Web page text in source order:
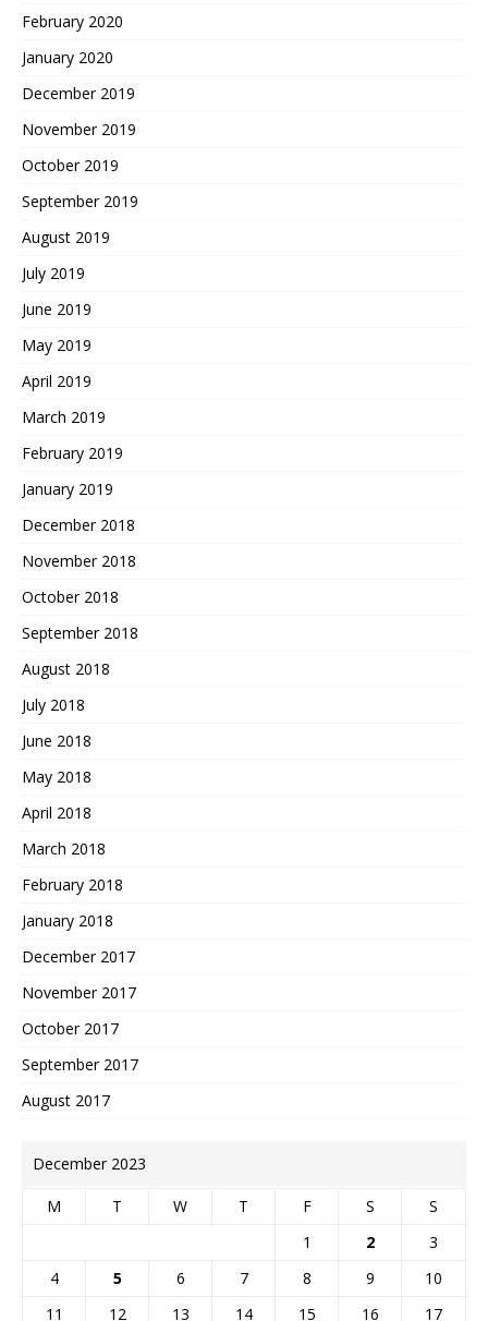
February 2020
January 2020
December 2019
November 2019
October 2019
September 2019
August 2019
July 2019
June 2019
May 2019
April 2019
March 2019
February 2019
January 2019
December 2018
November 2018
October 2018
September 2018
August 2018
July 2018
June 2018
May 2018
April 2018
March 2018
February 2018
January 2018
December 2017
November 2017
October 2017
September 2017
August 2017
December 2023
M T W T F S
S
1
2
3
4
5 6 7 8 9
10
11
12 13 14 15 16 17